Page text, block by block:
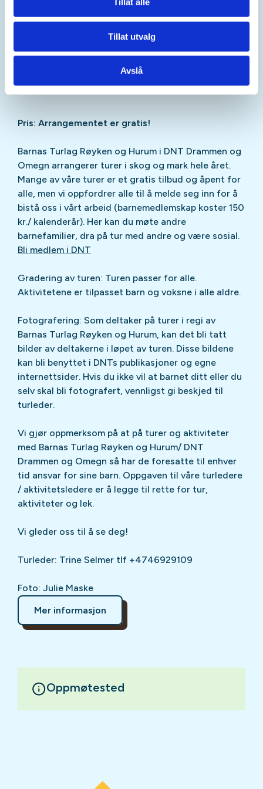
Tillat utvalg
Avslå
Sitteunderlag om du har.
Matpakke, kald og/eller varm drikke
Det er alltid lurt å ha med litt ekstra "energisnacks"
til barn på tur, som påfyll og motivasjon.
Pris: Arrangementet er gratis!
Barnas Turlag Røyken og Hurum i DNT Drammen og
Omegn arrangerer turer i skog og mark hele året.
Mange av våre turer er et gratis tilbud og åpent for
alle, men vi oppfordrer alle til å melde seg inn for å
bistå oss i vårt arbeid (barnemedlemskap koster 150
kr./ kalenderår). Her kan du møte andre
barnefamilier, dra på tur med andre og være sosial.
Bli medlem i DNT
Gradering av turen: Turen passer for alle.
Aktivitetene er tilpasset barn og voksne i alle aldre.
Fotografering: Som deltaker på turer i regi av
Barnas Turlag Røyken og Hurum, kan det bli tatt
bilder av deltakerne i løpet av turen. Disse bildene
kan bli benyttet i DNTs publikasjoner og egne
internettsider. Hvis du ikke vil at barnet ditt eller du
selv skal bli fotografert, vennligst gi beskjed til
turleder.
Vi gjør oppmerksom på at på turer og aktiviteter
med Barnas Turlag Røyken og Hurum/ DNT
Drammen og Omegn så har de foresatte til enhver
tid ansvar for sine barn. Oppgaven til våre turledere
/ aktivitetsledere er å legge til rette for tur,
aktiviteter og lek.
Vi gleder oss til å se deg!
Turleder: Trine Selmer tlf +4746929109
Foto: Julie Maske
Mer informasjon
Oppmøtested